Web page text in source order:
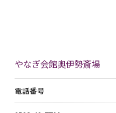
やなぎ会館奥伊勢斎場
電話番号